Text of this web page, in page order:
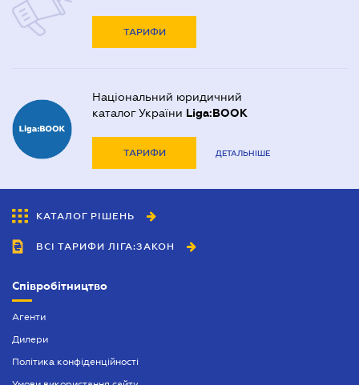
ТАРИФИ
Національний юридичний
каталог України Liga:BOOK
ТАРИФИ ДЕТАЛЬНІШЕ
КАТАЛОГ РІШЕНЬ
ВСІ ТАРИФИ ЛІГА:ЗАКОН
Співробітництво
Агенти
Дилери
Політика конфіденційності